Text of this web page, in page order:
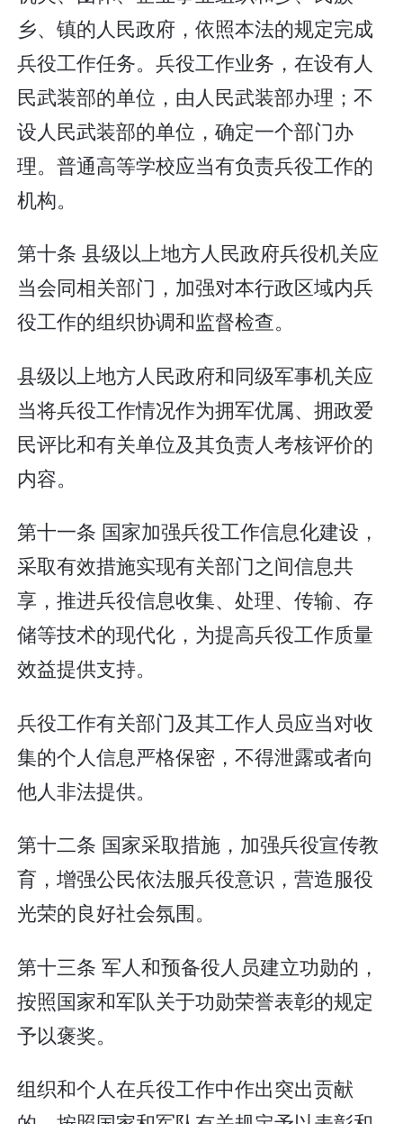
乡、镇的人民政府，依照本法的规定完成
兵役工作任务。兵役工作业务，在设有人
民武装部的单位，由人民武装部办理；不
设人民武装部的单位，确定一个部门办
理。普通高等学校应当有负责兵役工作的
机构。
第十条 县级以上地方人民政府兵役机关应
当会同相关部门，加强对本行政区域内兵
役工作的组织协调和监督检查。
县级以上地方人民政府和同级军事机关应
当将兵役工作情况作为拥军优属、拥政爱
民评比和有关单位及其负责人考核评价的
内容。
第十一条 国家加强兵役工作信息化建设，
采取有效措施实现有关部门之间信息共
享，推进兵役信息收集、处理、传输、存
储等技术的现代化，为提高兵役工作质量
效益提供支持。
兵役工作有关部门及其工作人员应当对收
集的个人信息严格保密，不得泄露或者向
他人非法提供。
第十二条 国家采取措施，加强兵役宣传教
育，增强公民依法服兵役意识，营造服役
光荣的良好社会氛围。
第十三条 军人和预备役人员建立功勋的，
按照国家和军队关于功勋荣誉表彰的规定
予以褒奖。
组织和个人在兵役工作中作出突出贡献